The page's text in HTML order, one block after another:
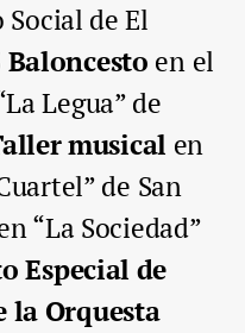
de El
en el
Legua” de
musical en
de San
“La Sociedad”
Especial de
la Orquesta